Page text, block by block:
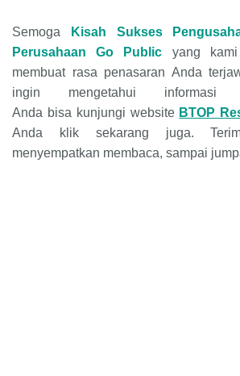
Semoga
Kisah Sukses
Perusahaan Go Public yang kami
membuat rasa penasaran Anda
ingin mengetahui informasi
Anda bisa kunjungi website BTOP
Anda klik sekarang juga.
menyempatkan membaca, sampai